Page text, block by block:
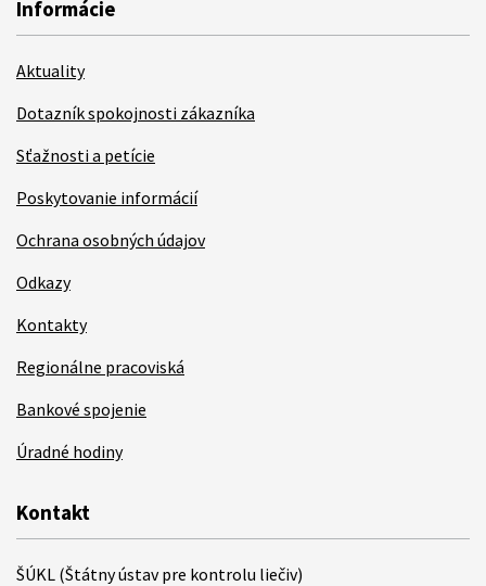
Informácie
Aktuality
Dotazník spokojnosti zákazníka
Sťažnosti a petície
Poskytovanie informácií
Ochrana osobných údajov
Odkazy
Kontakty
Regionálne pracoviská
Bankové spojenie
Úradné hodiny
Kontakt
ŠÚKL (Štátny ústav pre kontrolu liečiv)